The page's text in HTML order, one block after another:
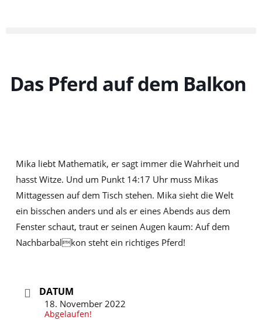
Das Pferd auf dem Balkon
Mika liebt Mathematik, er sagt immer die Wahrheit und
hasst Witze. Und um Punkt 14:17 Uhr muss Mikas
Mittagessen auf dem Tisch stehen. Mika sieht die Welt
ein bisschen anders und als er eines Abends aus dem
Fenster schaut, traut er seinen Augen kaum: Auf dem
Nachbarbalkon steht ein richtiges Pferd!
DATUM
18. November 2022
Abgelaufen!